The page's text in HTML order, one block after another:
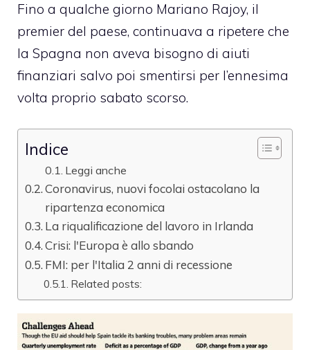
Fino a qualche giorno Mariano Rajoy, il
premier del paese, continuava a ripetere che
la Spagna non aveva bisogno di aiuti
finanziari salvo poi smentirsi per l’ennesima
volta proprio sabato scorso.
Indice
Leggi anche
Coronavirus, nuovi focolai ostacolano la
ripartenza economica
La riqualificazione del lavoro in Irlanda
Crisi: l'Europa è allo sbando
FMI: per l'Italia 2 anni di recessione
Related posts: